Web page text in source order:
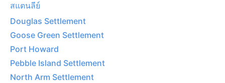
สแตนลีย์
Douglas Settlement
Goose Green Settlement
Port Howard
Pebble Island Settlement
North Arm Settlement